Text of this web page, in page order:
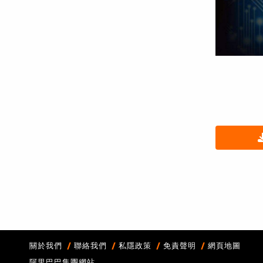
關於我們 聯絡我們 私隱政策 免責聲明
網頁地圖